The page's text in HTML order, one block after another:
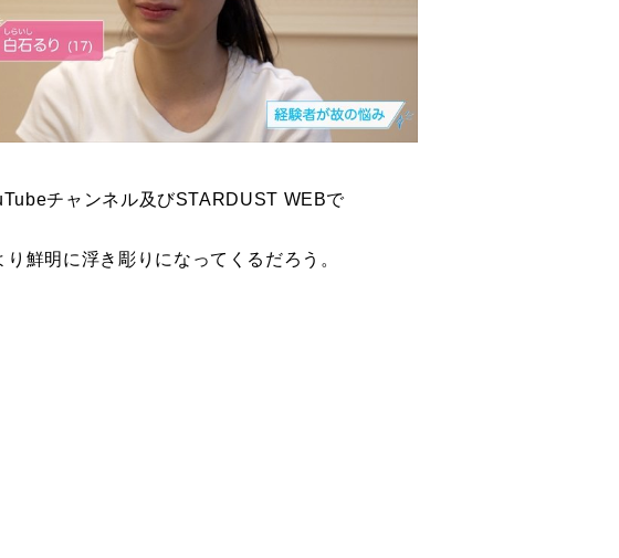
チャンネル及びSTARDUST WEBで
鮮明に浮き彫りになってくるだろう。